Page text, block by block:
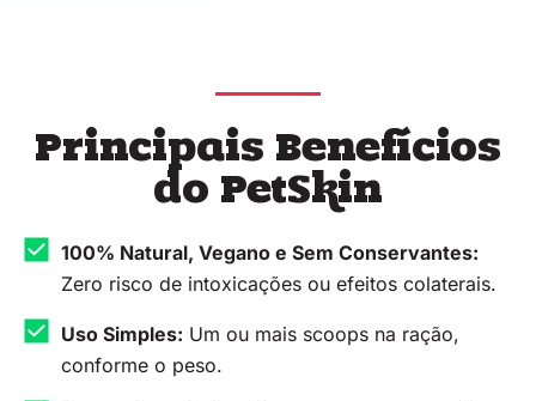
Principais Benefícios
do PetSkin
100% Natural, Vegano e Sem Conservantes:
Zero risco de intoxicações ou efeitos colaterais.
Uso Simples: Um ou mais scoops na ração,
conforme o peso.